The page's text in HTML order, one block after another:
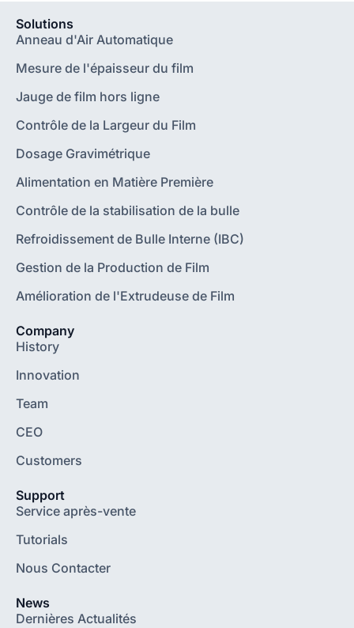
Solutions
Anneau d'Air Automatique
Mesure de l'épaisseur du film
Jauge de film hors ligne
Contrôle de la Largeur du Film
Dosage Gravimétrique
Alimentation en Matière Première
Contrôle de la stabilisation de la bulle
Refroidissement de Bulle Interne (IBC)
Gestion de la Production de Film
Amélioration de l'Extrudeuse de Film
Company
History
Innovation
Team
CEO
Customers
Support
Service après-vente
Tutorials
Nous Contacter
News
Dernières Actualités